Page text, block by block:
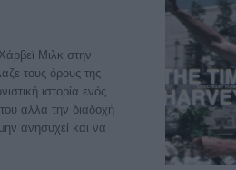
Μιλκ στην
τους όρους της
ιστορία ενός
αλλά την διαδοχή
ανησυχεί και να